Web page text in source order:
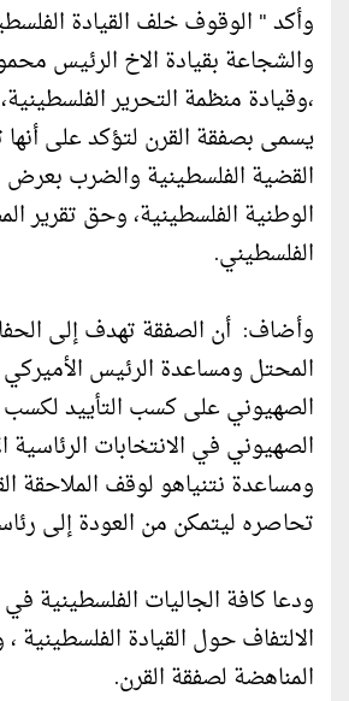
وأكد " الوقوف خلف القيادة
والشجاعة بقيادة الاخ الرئيس
،وقيادة منظمة التحرير
يسمى بصفقة القرن لتؤكد على
القضية الفلسطينية والضرب بعرض
الوطنية الفلسطينية، وحق تقرير
الفلسطيني.
وأضاف: أن الصفقة تهدف إلى
المحتل ومساعدة الرئيس
الصهيوني على كسب التأييد
الصهيوني في الانتخابات الرئاسية
ومساعدة نتنياهو لوقف الملاحقة
تحاصره ليتمكن من العودة إلى
ودعا كافة الجاليات الفلسطينية
الالتفاف حول القيادة الفلسطينية
المناهضة لصفقة القرن.